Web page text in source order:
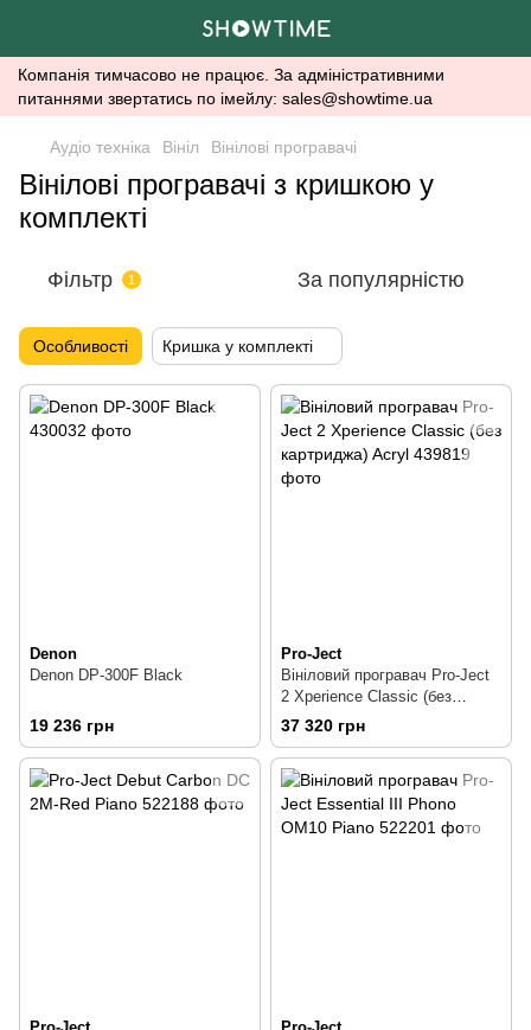
Компанія тимчасово не працює. За адміністративними
питаннями звертатись по імейлу: sales@showtime.ua
Аудіо техніка Вініл Вінілові програвачі
Вінілові програвачі з кришкою у
комплекті
Фільтр 1 За популярністю
Особливості Кришка у комплекті
Denon
Denon DP-300F Black
19 236 грн
Pro-Ject
Вініловий програвач Pro-Ject
2 Xperience Classic (без
картриджа) Acryl
37 320 грн